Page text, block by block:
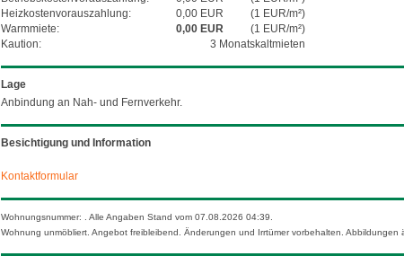
Heizkosten­vorauszahlung:
0,00 EUR
(1 EUR/m²)
Warmmiete:
0,00 EUR
(1 EUR/m²)
Kaution:
3 Monatskaltmieten
Lage
Anbindung an Nah- und Fernverkehr.
Besichtigung und Information
Kontaktformular
Wohnungsnummer: . Alle Angaben Stand vom 07.08.2026 04:39.
Wohnung unmöbliert. Angebot freibleibend. Änderungen und Irrtümer vorbehalten. Abbildungen